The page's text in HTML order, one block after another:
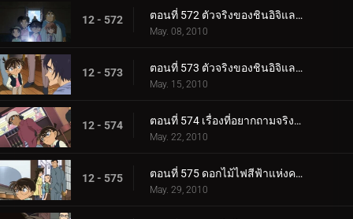
12 - 572 ตอนที่ 572 ตัวจริงของชินอิจิและน้ำตาของรัน (ตอนพิเศษ 1)
May. 08, 2010
12 - 573 ตอนที่ 573 ตัวจริงของชินอิจิและน้ำตาของรัน (ตอนพิเศษ 2)
May. 15, 2010
12 - 574 ตอนที่ 574 เรื่องที่อยากถามจริงจริง
May. 22, 2010
12 - 575 ตอนที่ 575 ดอกไม้ไฟสีฟ้าแห่งความแค้น (ตอน 1)
May. 29, 2010